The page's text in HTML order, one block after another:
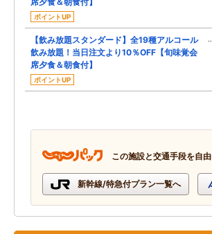
ポイントUP
【飲み放題スタンダード】全19種アルコール
飲み放題！当日注文より10％OFF【旬味覚会
席夕食＆朝食付】
ポイントUP
この施設と交通手段を自
新幹線/特急付プラン一覧へ